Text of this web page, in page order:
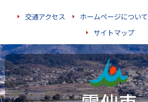
交通アクセス ホームページについて
サイトマップ